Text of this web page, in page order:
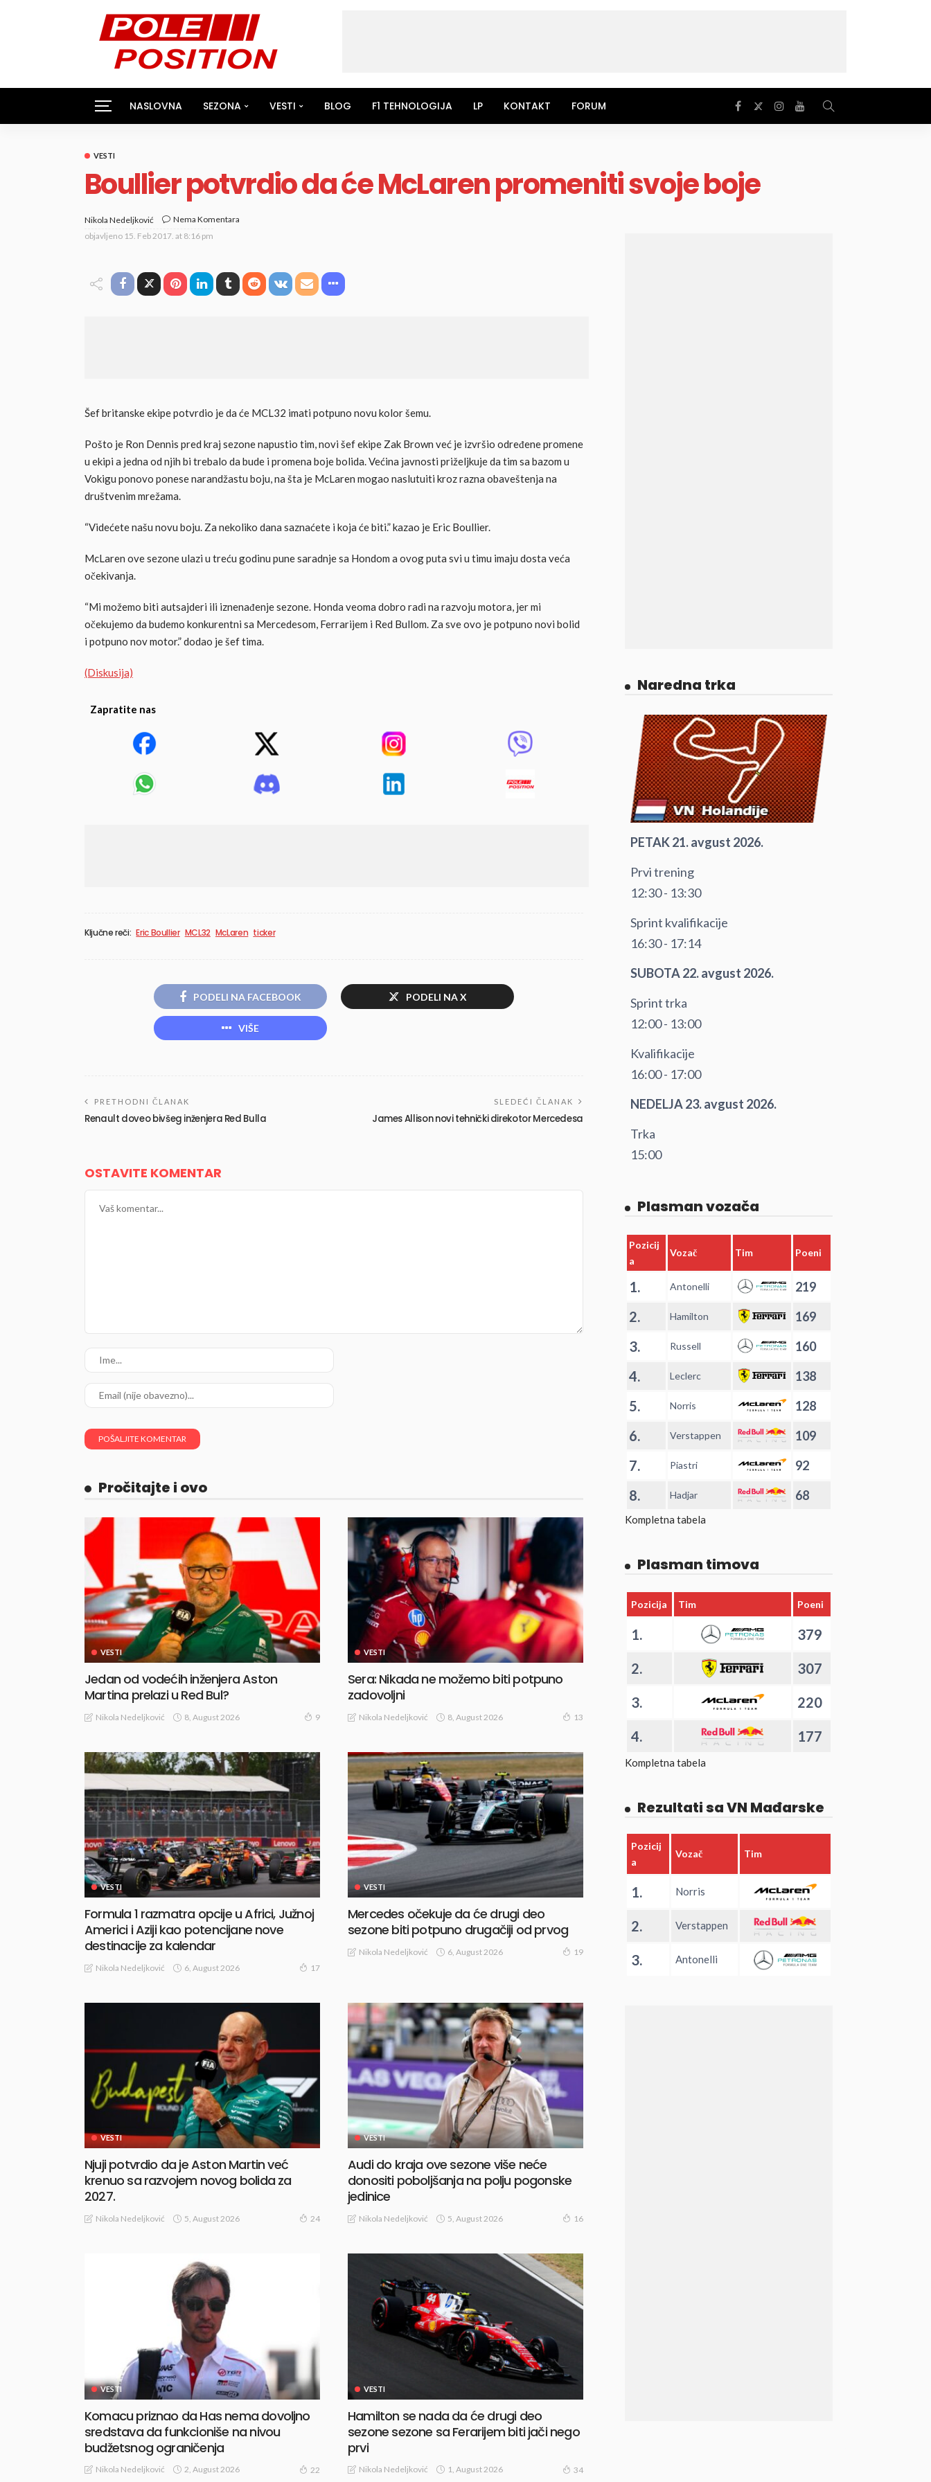
NASLOVNA SEZONA VESTI BLOG F1 TEHNOLOGIJA LP KONTAKT FORUM
VESTI
Boullier potvrdio da će McLaren promeniti svoje boje
Nikola Nedeljković
Nema Komentara
objavljeno 15. Feb 2017. at 8:16 pm
Šef britanske ekipe potvrdio je da će MCL32 imati potpuno novu kolor šemu.
Pošto je Ron Dennis pred kraj sezone napustio tim, novi šef ekipe Zak Brown već je izvršio određene promene
u ekipi a jedna od njih bi trebalo da bude i promena boje bolida. Većina javnosti priželjkuje da tim sa bazom u
Vokigu ponovo ponese narandžastu boju, na šta je McLaren mogao naslutuiti kroz razna obaveštenja na
društvenim mrežama.
“Videćete našu novu boju. Za nekoliko dana saznaćete i koja će biti.” kazao je Eric Boullier.
McLaren ove sezone ulazi u treću godinu pune saradnje sa Hondom a ovog puta svi u timu imaju dosta veća
očekivanja.
“Mi možemo biti autsajderi ili iznenađenje sezone. Honda veoma dobro radi na razvoju motora, jer mi
očekujemo da budemo konkurentni sa Mercedesom, Ferrarijem i Red Bullom. Za sve ovo je potpuno novi bolid
i potpuno nov motor.” dodao je šef tima.
(Diskusija)
Zapratite nas
Ključne reči: Eric Boullier MCL32 McLaren ticker
PODELI NA FACEBOOK PODELI NA X
VIŠE
PRETHODNI ČLANAK
Renault doveo bivšeg inženjera Red Bulla
SLEDEĆI ČLANAK
James Allison novi tehnički direkotor Mercedesa
OSTAVITE KOMENTAR
Pročitajte i ovo
VESTI
Jedan od vodećih inženjera Aston
Martina prelazi u Red Bul?
Nikola Nedeljković 8, August 2026 9
VESTI
Sera: Nikada ne možemo biti potpuno
zadovoljni
Nikola Nedeljković 8, August 2026 13
VESTI
Formula 1 razmatra opcije u Africi, Južnoj
Americi i Aziji kao potencijane nove
destinacije za kalendar
Nikola Nedeljković 6, August 2026 17
VESTI
Mercedes očekuje da će drugi deo
sezone biti potpuno drugačiji od prvog
Nikola Nedeljković 6, August 2026 19
VESTI
Njuji potvrdio da je Aston Martin već
krenuo sa razvojem novog bolida za
2027.
Nikola Nedeljković 5, August 2026 24
VESTI
Audi do kraja ove sezone više neće
donositi poboljšanja na polju pogonske
jedinice
Nikola Nedeljković 5, August 2026 16
VESTI
Komacu priznao da Has nema dovoljno
sredstava da funkcioniše na nivou
budžetsnog ograničenja
Nikola Nedeljković 2, August 2026 22
VESTI
Hamilton se nada da će drugi deo
sezone sezone sa Ferarijem biti jači nego
prvi
Nikola Nedeljković 1, August 2026 34
Naredna trka
PETAK 21. avgust 2026.
Prvi trening
12:30 - 13:30
Sprint kvalifikacije
16:30 - 17:14
SUBOTA 22. avgust 2026.
Sprint trka
12:00 - 13:00
Kvalifikacije
16:00 - 17:00
NEDELJA 23. avgust 2026.
Trka
15:00
Plasman vozača
Pozicij
a
Vozač Tim Poeni
1. Antonelli 219
2. Hamilton 169
3. Russell 160
4. Leclerc 138
5. Norris 128
6. Verstappen 109
7. Piastri 92
8. Hadjar 68
Kompletna tabela
Plasman timova
Pozicija Tim Poeni
1. 379
2. 307
3. 220
4. 177
Kompletna tabela
Rezultati sa VN Mađarske
Pozicij
a
Vozač Tim
1. Norris
2. Verstappen
3. Antonelli